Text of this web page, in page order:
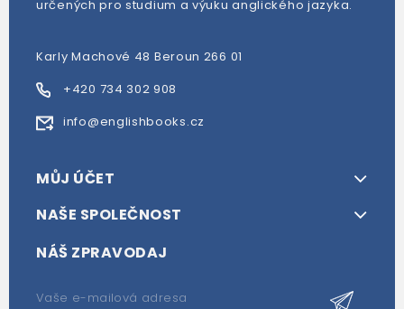
určených pro studium a výuku anglického jazyka.
Karly Machové 48 Beroun 266 01
+420 734 302 908
info@englishbooks.cz
MŮJ ÚČET
NAŠE SPOLEČNOST
NÁŠ ZPRAVODAJ